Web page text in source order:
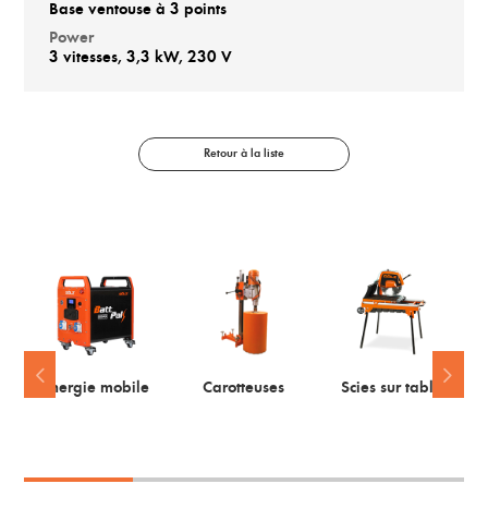
Base ventouse à 3 points
Power
3 vitesses, 3,3 kW, 230 V
Retour à la liste
Energie mobile Carotteuses Scies sur table